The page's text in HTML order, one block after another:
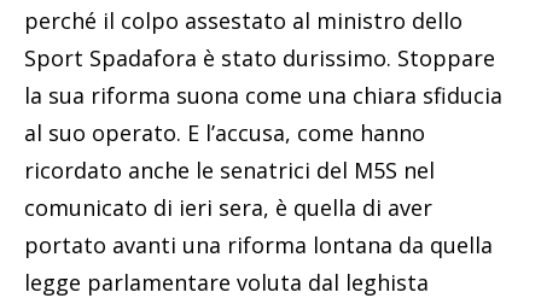
perché il colpo assestato al ministro dello
Sport Spadafora è stato durissimo. Stoppare
la sua riforma suona come una chiara sfiducia
al suo operato. E l’accusa, come hanno
ricordato anche le senatrici del M5S nel
comunicato di ieri sera, è quella di aver
portato avanti una riforma lontana da quella
legge parlamentare voluta dal leghista